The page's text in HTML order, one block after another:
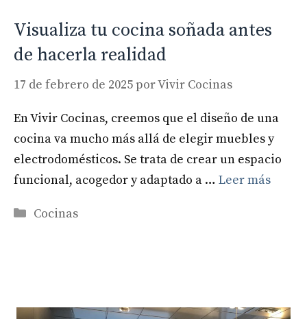
Visualiza tu cocina soñada antes
de hacerla realidad
17 de febrero de 2025porVivir Cocinas
En Vivir Cocinas, creemos que el diseño de una
cocina va mucho más allá de elegir muebles y
electrodomésticos. Se trata de crear un espacio
funcional, acogedor y adaptado a … Leer más
Categorías
Cocinas